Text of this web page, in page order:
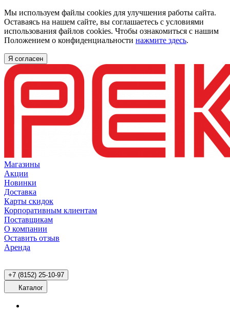
Мы используем файлы cookies для улучшения работы сайта.
Оставаясь на нашем сайте, вы соглашаетесь с условиями
использования файлов cookies. Чтобы ознакомиться с нашим
Положением о конфиденциальности нажмите здесь.
Я согласен
Магазины
Акции
Новинки
Доставка
Карты скидок
Корпоративным клиентам
Поставщикам
О компании
Оставить отзыв
Аренда
+7 (8152) 25-10-97
Каталог